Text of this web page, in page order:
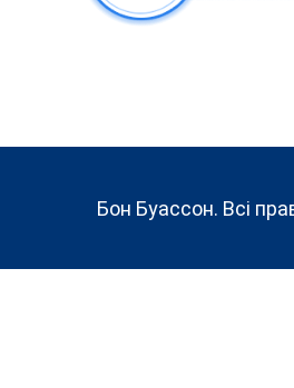
Бон Буассон. Всі